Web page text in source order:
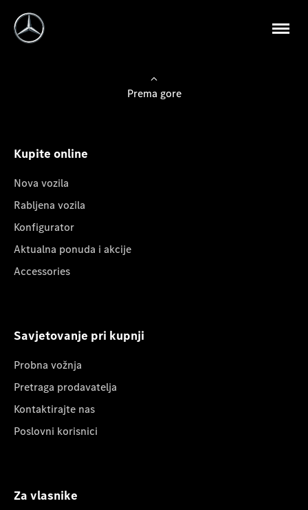
Prema gore
Kupite online
Nova vozila
Rabljena vozila
Konfigurator
Aktualna ponuda i akcije
Accessories
Savjetovanje pri kupnji
Probna vožnja
Pretraga prodavatelja
Kontaktirajte nas
Poslovni korisnici
Za vlasnike